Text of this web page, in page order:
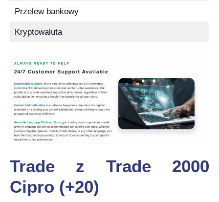
Przelew bankowy
Kryptowaluta
Trade z Trade 2000
Cipro (+20)